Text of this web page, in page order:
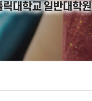
대학교 일반대학원